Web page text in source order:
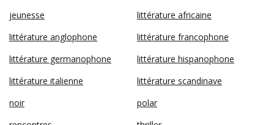
jeunesse
littérature africaine
littérature anglophone
littérature francophone
littérature germanophone
littérature hispanophone
littérature italienne
littérature scandinave
noir
polar